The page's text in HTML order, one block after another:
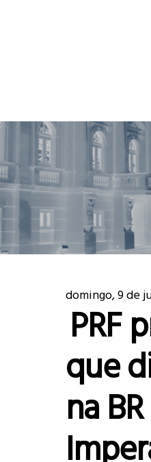
domingo, 9 de
PRF
que
na